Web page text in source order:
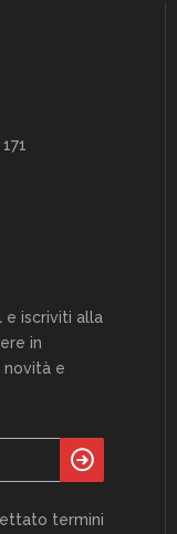
e iscriviti alla
in
e
termini